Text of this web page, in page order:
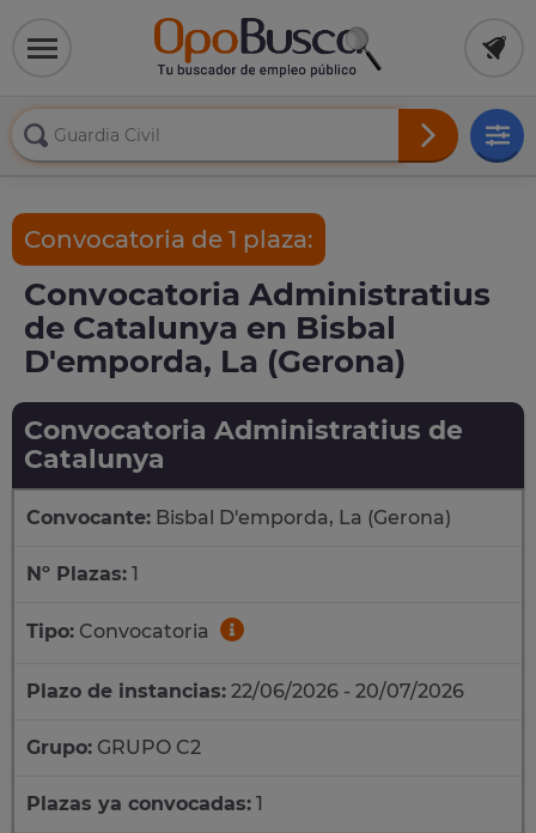
Convocatoria de 1 plaza:
Convocatoria Administratius
de Catalunya en Bisbal
D'emporda, La (Gerona)
Convocatoria Administratius de
Catalunya
Convocante: Bisbal D'emporda, La (Gerona)
Nº Plazas: 1
Tipo: Convocatoria
Plazo de instancias: 22/06/2026 - 20/07/2026
Grupo: GRUPO C2
Plazas ya convocadas: 1